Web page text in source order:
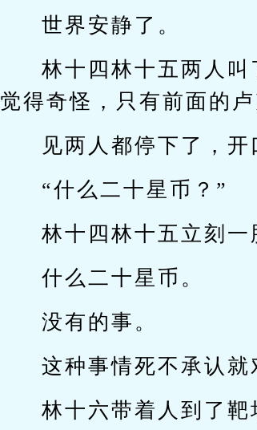
世界安静了。
林十四林十五两人
觉得奇怪，只有前面的
见两人都停下了，开
“什么二十星币？”
林十四林十五立刻一
什么二十星币。
没有的事。
这种事情死不承认就
林十六带着人到了